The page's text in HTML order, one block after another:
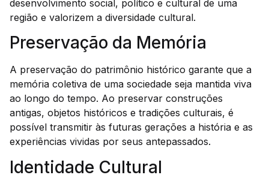
desenvolvimento social, político e cultural de uma
região e valorizem a diversidade cultural.
Preservação da Memória
A preservação do patrimônio histórico garante que a
memória coletiva de uma sociedade seja mantida viva
ao longo do tempo. Ao preservar construções
antigas, objetos históricos e tradições culturais, é
possível transmitir às futuras gerações a história e as
experiências vividas por seus antepassados.
Identidade Cultural